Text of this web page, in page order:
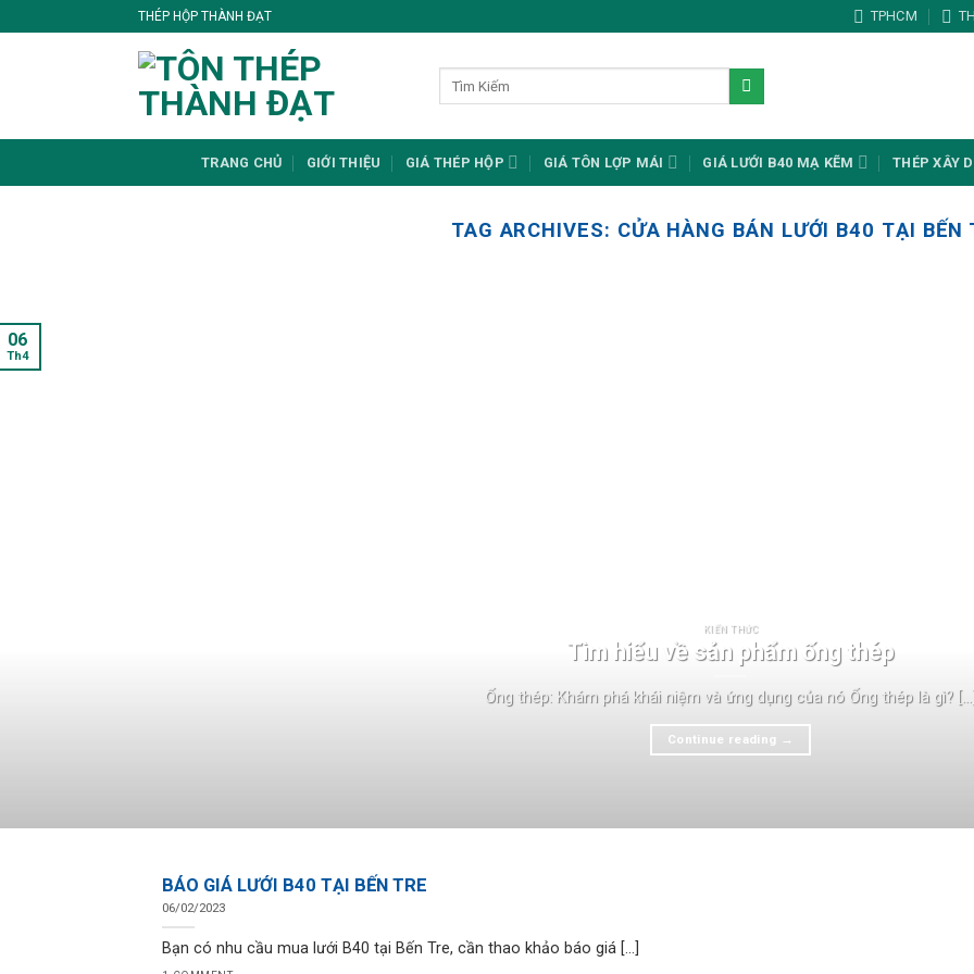
to
THÉP HỘP THÀNH ĐẠT TPHCM
TRANG CHỦ GIỚI THIỆU GIÁ THÉP HỘP GIÁ TÔN LỢP MÁI GIÁ LƯỚI B40 MẠ KẼM THÉP XÂY
TAG ARCHIVES: CỬA HÀNG BÁN LƯỚI B40 TẠI BẾN
KIẾN THỨC
Tìm hiểu về sản phẩm ống thép
Ống thép: Khám phá khái niệm và ứng dụng của nó Ống thép là gì? [...]
Continue reading →
06
Th4
BÁO GIÁ LƯỚI B40 TẠI BẾN TRE
06/02/2023
Bạn có nhu cầu mua lưới B40 tại Bến Tre, cần thao khảo báo giá [...]